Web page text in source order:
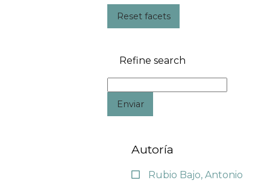
Reset facets
Refine search
Enviar
Autoría
Rubio Bajo, Antonio